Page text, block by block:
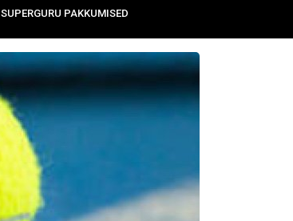
SUPERGURU PAKKUMISED